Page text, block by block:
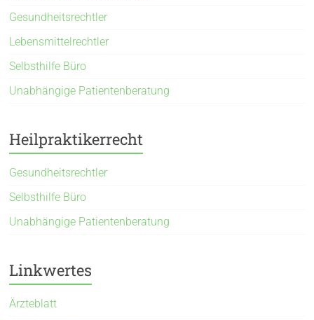
Gesundheitsrechtler
Lebensmittelrechtler
Selbsthilfe Büro
Unabhängige Patientenberatung
Heilpraktikerrecht
Gesundheitsrechtler
Selbsthilfe Büro
Unabhängige Patientenberatung
Linkwertes
Ärzteblatt